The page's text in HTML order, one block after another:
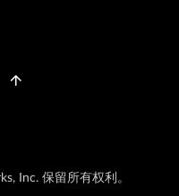
Inc. 保留所有权利。